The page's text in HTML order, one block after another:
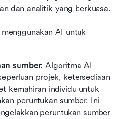
dan analitik yang berkuasa.
AI untuk
sumber: Algoritma AI
projek, ketersediaan
kemahiran individu untuk
peruntukan sumber. Ini
peruntukan sumber